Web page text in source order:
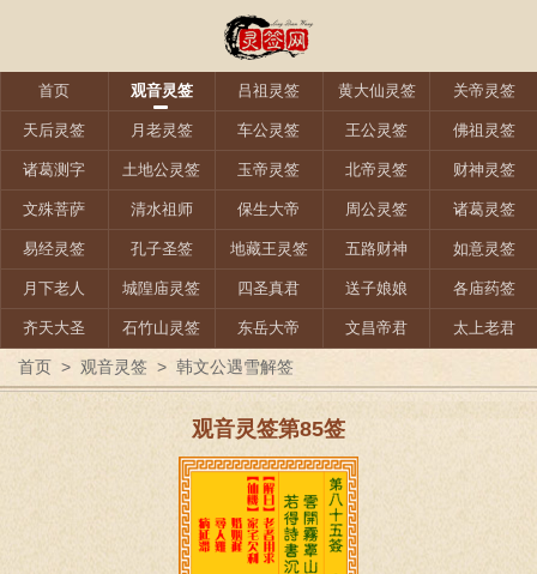
首页 观音灵签 吕祖灵签 黄大仙灵签 关帝灵签
天后灵签 月老灵签 车公灵签 王公灵签 佛祖灵签
诸葛测字 土地公灵签 玉帝灵签 北帝灵签 财神灵签
文殊菩萨 清水祖师 保生大帝 周公灵签 诸葛灵签
易经灵签 孔子圣签 地藏王灵签 五路财神 如意灵签
月下老人 城隍庙灵签 四圣真君 送子娘娘 各庙药签
齐天大圣 石竹山灵签 东岳大帝 文昌帝君 太上老君
首页 > 观音灵签 > 韩文公遇雪解签
观音灵签第85签